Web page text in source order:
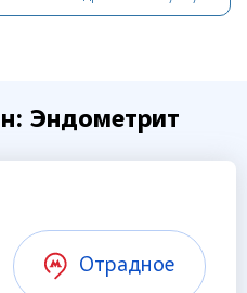
Эндометрит
Отрадное